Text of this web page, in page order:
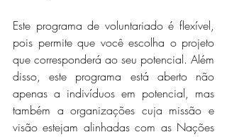
Este programa de voluntariado é flexível,
pois permite que você escolha o projeto
que corresponderá ao seu potencial. Além
disso, este programa está aberto não
apenas a indivíduos em potencial, mas
também a organizações cuja missão e
visão estejam alinhadas com as Nações